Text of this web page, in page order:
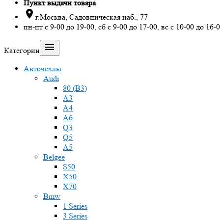
Пункт выдачи товара
 г.Москва, Садовническая наб., 77
пн-пт с 9-00 до 19-00, сб с 9-00 до 17-00, вс с 10-00 до 16-
Категории 
Авточехлы
Audi
80 (B3)
A3
A4
A6
Q3
Q5
A5
Belgee
S50
X50
X70
Bmw
1 Series
3 Series